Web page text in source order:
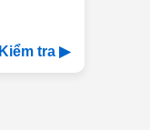
Kiểm tra ▶